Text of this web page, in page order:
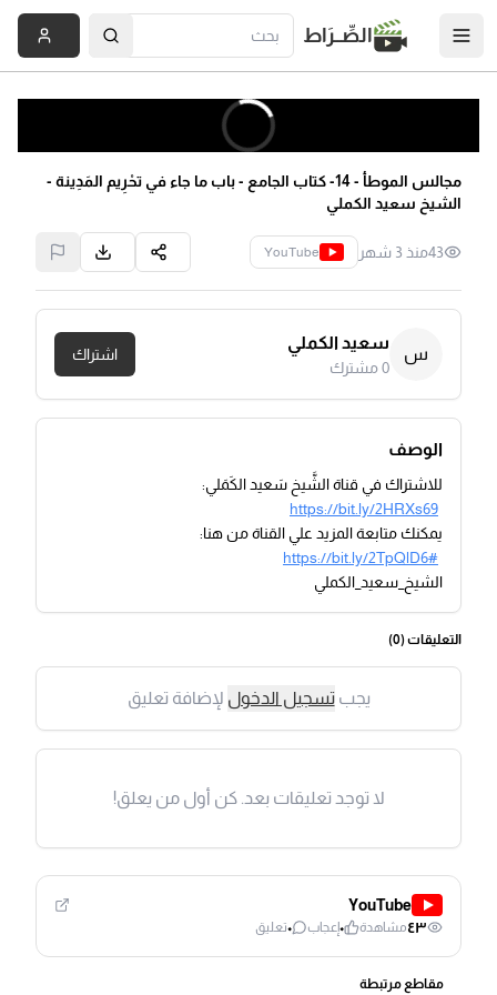
الصِّــرَاط
مجالس الموطأ - 14- كتاب الجامع - باب ما جاء في تحْرِيم المَدِينة -
الشيخ سعيد الكملي
43منذ 3 شهر YouTube
س
سعيد الكملي
0مشترك
اشتراك
الوصف
للاشتراك في قناة الشَّيخ سَعيد الكَمَلي:
https://bit.ly/2HRXs69
يمكنك متابعة المزيد علي القناة من هنا:
https://bit.ly/2TpQlD6#
الشيخ_سعيد_الكملي
التعليقات (0
)
يجبتسجيل الدخول لإضافة تعليق
لا توجد تعليقات بعد. كن أول من يعلق!
YouTube
٤٣مشاهدة ٠إعجاب ٠تعليق
مقاطع مرتبطة